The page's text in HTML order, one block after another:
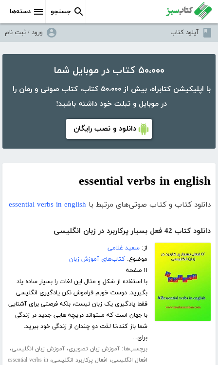
دسته‌ها جستجو
آپلود کتاب ورود / ثبت نام
۵۰،۰۰۰ کتاب در موبایل شما
با اپلیکیشن کتابراه، بیش از ۵۰،۰۰۰ کتاب، کتاب صوتی و رمان را
در موبایل و تبلت خود داشته باشید!
دانلود و نصب رایگان
essential verbs in english
دانلود کتاب و کتاب صوتی‌های مرتبط با essential verbs in english
دانلود کتاب 42 فعل بسیار پرکاربرد در زبان انگلیسی
از:سعید غلامی
موضوع:کتاب‌های آموزش زبان
۱۱ صفحه
با استفاده از شکل و مثال این لغات را بسیار ساده یاد
بگیرید. دوست خوبم فراموش نکن یادگیری انگلیسی
فقط یادگیری یک زبان نیست، بلکه فرصتی برای آشنایی
با جهان است که میتواند دریچه هایی جدید در زندگی
شما باز کند،تا لذت دو چندان از زندگی خود ببرید.
برای...
برچسب‌ها:آموزش زبان تصویری،آموزش زبان انگلیسی،
افعال انگلیسی، افعال پرکاربرد انگلیسی،essential verbs in